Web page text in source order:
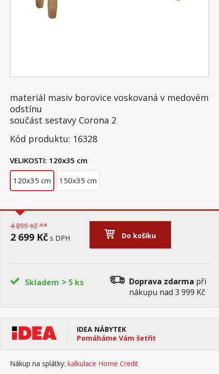
materiál masiv borovice voskovaná v medovém
odstínu
součást sestavy Corona 2
Kód produktu: 16328
VELIKOSTI: 120x35 cm
120x35 cm 150x35 cm
4 899 Kč **
2 699 Kč s DPH Do košíku
Skladem > 5 ks Doprava zdarma při
nákupu nad 3 999 Kč
IDEA NÁBYTEK
Pomáháme Vám šetřit
Nákup na splátky: kalkulace Home Credit